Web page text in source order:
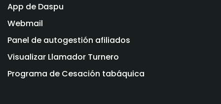
App de Daspu
Webmail
Panel de autogestión afiliados
Visualizar Llamador Turnero
Programa de Cesación tabáquica